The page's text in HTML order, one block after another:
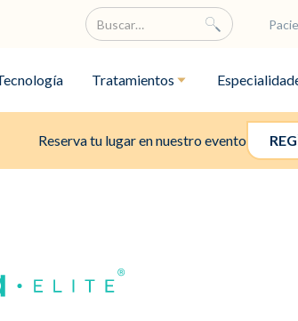
Tratamientos
Reserva tu lugar en nuestro evento